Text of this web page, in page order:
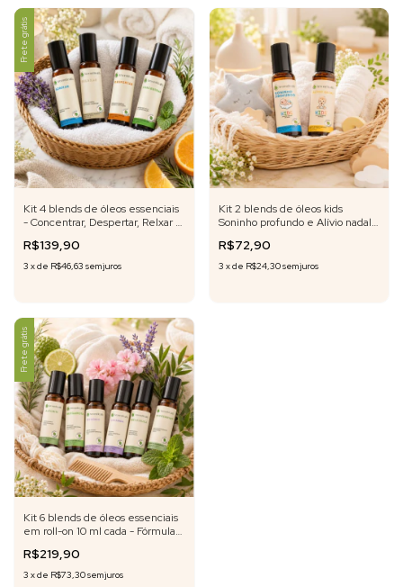
Frete grátis
Kit 4 blends de óleos essenciais
- Concentrar, Despertar, Relxar e
R$139,90
3 xde R$46,63 sem juros
Kit 2 blends de óleos kids
Soninho profundo e Alívio nadal
exclusiva
R$72,90
3 xde R$24,30sem juros
Frete grátis
Kit 6 blends de óleos essenciais
em roll-on 10 ml cada - Fórmula
R$219,90
3 xde R$73,30sem juros